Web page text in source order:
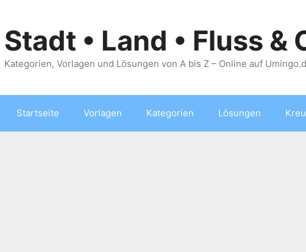
Stadt • Land • Fluss &
Kategorien, Vorlagen und Lösungen von A bis Z – Online auf
Startseite Vorlagen Kategorien Lösungen